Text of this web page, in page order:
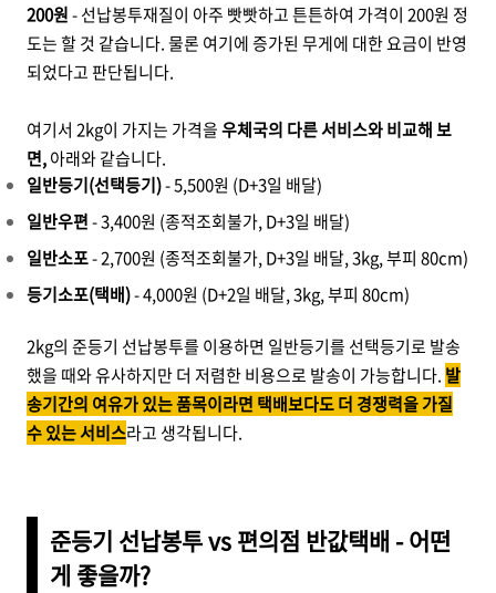
200원- 선납봉투재질이 아주 빳빳하고 튼튼하여 가격이 200원 정
도는 할 것 같습니다. 물론 여기에 증가된 무게에 대한 요금이 반영
되었다고 판단됩니다.
여기서 2kg이 가지는 가격을우체국의 다른 서비스와 비교해 보
면,아래와 같습니다.
일반등기(선택등기)- 5,500원 (D+3일 배달)
일반우편- 3,400원 (종적조회불가, D+3일 배달)
일반소포- 2,700원 (종적조회불가, D+3일 배달, 3kg, 부피 80cm)
등기소포(택배)- 4,000원 (D+2일 배달, 3kg, 부피 80cm)
2kg의 준등기 선납봉투를 이용하면 일반등기를 선택등기로 발송
했을 때와 유사하지만 더 저렴한 비용으로 발송이 가능합니다. 발
송기간의 여유가 있는 품목이라면 택배보다도 더 경쟁력을 가질
수 있는 서비스라고 생각됩니다.
준등기 선납봉투 vs 편의점 반값택배 - 어떤
게 좋을까?